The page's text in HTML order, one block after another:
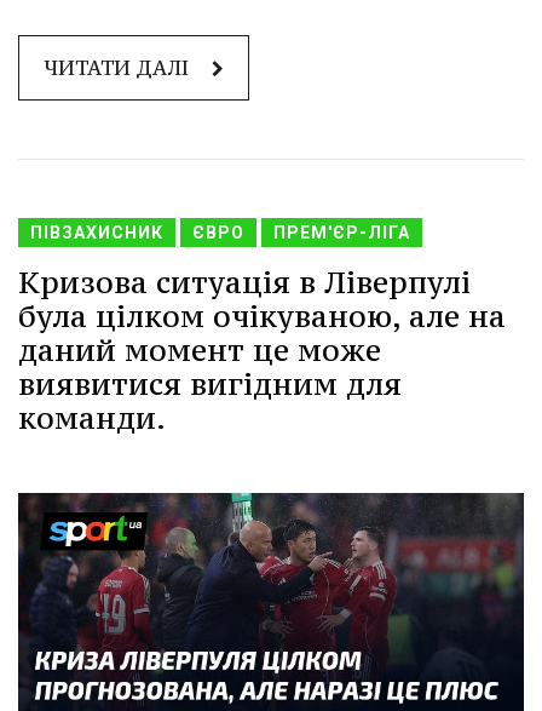
ЧИТАТИ ДАЛІ
ПІВЗАХИСНИК ЄВРО ПРЕМ'ЄР-ЛІГА
Кризова ситуація в Ліверпулі
була цілком очікуваною, але на
даний момент це може
виявитися вигідним для
команди.